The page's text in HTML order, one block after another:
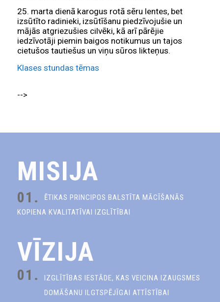
25. marta dienā karogus rotā sēru lentes, bet
izsūtīto radinieki, izsūtīšanu piedzīvojušie un
mājās atgriezušies cilvēki, kā arī pārējie
iedzīvotāji piemin baigos notikumus un tajos
cietušos tautiešus un viņu sūros likteņus.
Klases stundas tēmas
-->
MISIJA
01.
ĒTIKAS PRINCIPOS BALSTĪTA MĀCĪŠANĀS
KOPIENA KVALITATĪVAI IZGLĪTĪBAI
VĪZIJA
01.
IZGLĪTĪBAS IESTĀDE, KAS VEICINA IZAUGSMES
DOMĀŠANU ILGTSPĒJĪGAI ATTĪSTĪBAI